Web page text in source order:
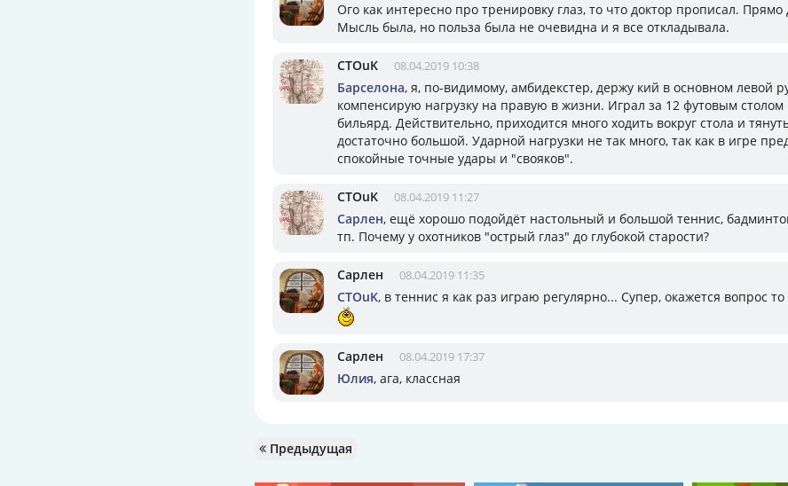
Ого как интересно про тренировку глаз, то что доктор прописал. Прямо
Мысль была, но польза была не очевидна и я все откладывала.
CTOuK 08.04.2019 10:38
Барселона, я, по-видимому, амбидекстер, держу кий в основном левой
компенсирую нагрузку на правую в жизни. Играл за 12 футовым столом
бильярд. Действительно, приходится много ходить вокруг стола и
достаточно большой. Ударной нагрузки не так много, так как в игре
спокойные точные удары и "свояков".
CTOuK 08.04.2019 11:27
Сарлен, ещё хорошо подойдёт настольный и большой теннис,
тп. Почему у охотников "острый глаз" до глубокой старости?
Сарлен 08.04.2019 11:35
CTOuK, в теннис я как раз играю регулярно... Супер, окажется вопрос
Сарлен 08.04.2019 17:37
Юлия, ага, классная
Предыдущая